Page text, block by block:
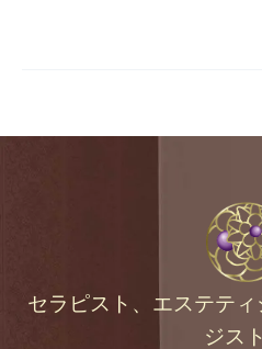
セラピスト、エステテ
ジス